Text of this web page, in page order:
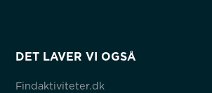
DET LAVER VI OGSÅ
Findaktiviteter.dk